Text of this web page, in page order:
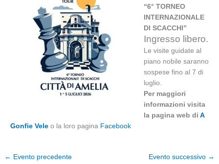
“6° TORNEO
INTERNAZIONALE
DI SCACCHI”
Ingresso libero.
Le visite guidate al
piano nobile saranno
sospese fino al 7 di
luglio.
Per maggiori
informazioni visita
la pagina web di A
Gonfie Veleo la loro pagina Facebook
← Evento precedente Evento successivo →